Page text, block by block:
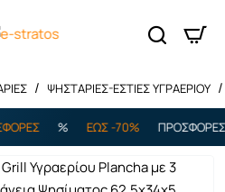
ΨΗΣΤΑΡΙΕΣ-ΕΣΤΙΕΣ ΥΓΡΑΕΡΙΟΥ
ΕΩΣ -70% ΠΡΟΣΦΟΡΕΣ